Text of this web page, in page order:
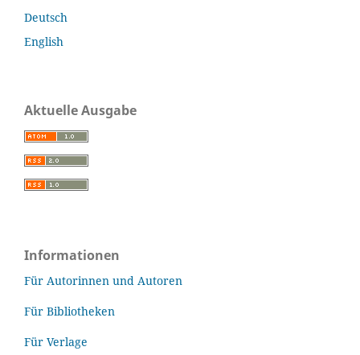
Deutsch
English
Aktuelle Ausgabe
Informationen
Für Autorinnen und Autoren
Für Bibliotheken
Für Verlage